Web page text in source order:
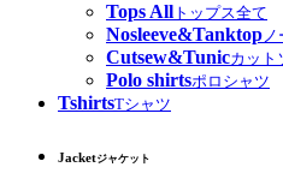
Tops All トップス全て
Nosleeve&Tanktop
Cutsew&Tunicカット
Polo shirtsポロシャツ
TshirtsTシャツ
Jacketジャケット